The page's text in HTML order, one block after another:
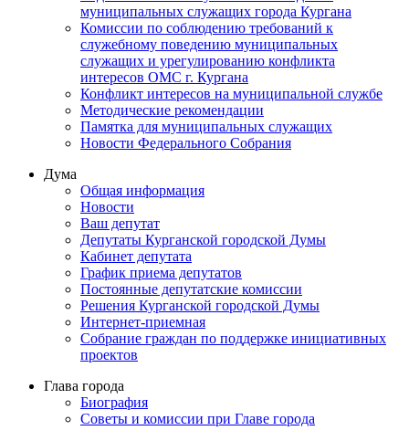
муниципальных служащих города Кургана
Комиссии по соблюдению требований к
служебному поведению муниципальных
служащих и урегулированию конфликта
интересов ОМС г. Кургана
Конфликт интересов на муниципальной службе
Методические рекомендации
Памятка для муниципальных служащих
Новости Федерального Cобрания
Дума
Общая информация
Новости
Ваш депутат
Депутаты Курганской городской Думы
Кабинет депутата
График приема депутатов
Постоянные депутатские комиссии
Решения Курганской городской Думы
Интернет-приемная
Собрание граждан по поддержке инициативных
проектов
Глава города
Биография
Советы и комиссии при Главе города